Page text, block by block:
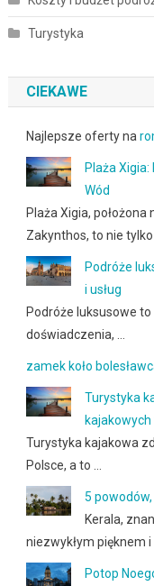
Turystyka
CIEKAWE
Najlepsze oferty na
Plaża Xigia:
Wód
Plaża Xigia,
Zakynthos, to nie tylko
Podróże
i usług
Podróże luksusowe
doświadczenia, …
zamek koło
Turystyka
Turystyka kajakowa
Polsce, a to …
5
Kerala,
niezwykłym pięknem i …
Potop